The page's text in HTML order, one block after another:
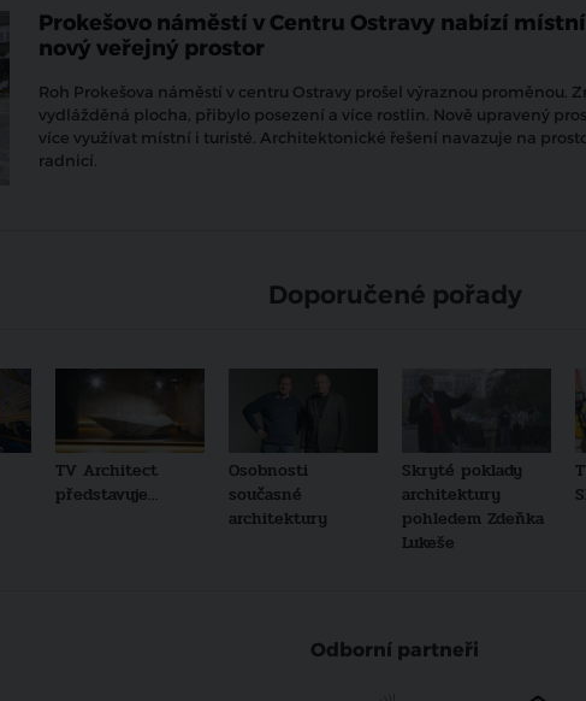
Prokešovo náměstí v Centru Ostravy nabízí
nový veřejný prostor
Roh Prokešova náměstí v centru Ostravy prošel výraznou proměnou.
vydlážděná plocha, přibylo posezení a více rostlin. Nově upravený
více využívat místní i turisté. Architektonické řešení navazuje na
radnicí.
Doporučené pořady
TV Architect
představuje...
Osobnosti
současné
architektury
Skryté poklady
architektury
pohledem Zdeňka
Lukeše
Odborní partneři